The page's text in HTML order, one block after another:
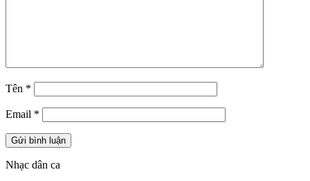
Tên *
Email *
Nhạc dân ca